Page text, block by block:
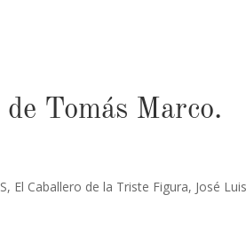
Tomás Marco.
, El Caballero de la Triste Figura, José Luis